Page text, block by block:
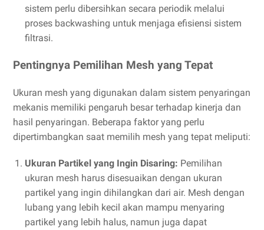
sistem perlu dibersihkan secara periodik melalui
proses backwashing untuk menjaga efisiensi sistem
filtrasi.
Pentingnya Pemilihan Mesh yang Tepat
Ukuran mesh yang digunakan dalam sistem penyaringan
mekanis memiliki pengaruh besar terhadap kinerja dan
hasil penyaringan. Beberapa faktor yang perlu
dipertimbangkan saat memilih mesh yang tepat meliputi:
Ukuran Partikel yang Ingin Disaring: Pemilihan
ukuran mesh harus disesuaikan dengan ukuran
partikel yang ingin dihilangkan dari air. Mesh dengan
lubang yang lebih kecil akan mampu menyaring
partikel yang lebih halus, namun juga dapat